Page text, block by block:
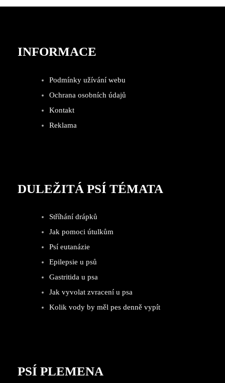
INFORMACE
Podmínky užívání webu
Ochrana osobních údajů
Kontakt
Reklama
DULEŽITÁ PSÍ TÉMATA
Stříhání drápků
Jak pomoci útulkům
Psí eutanázie
Epilepsie u psů
Gastritida u psa
Jak vyvolat zvracení u psa
Kolik vody by měl pes denně vypít
PSÍ PLEMENA